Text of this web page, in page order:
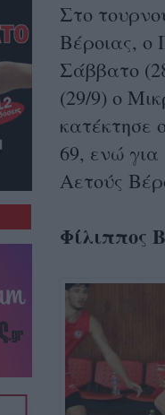
Στο
Βέροιας, ο
Σάββατο
(29/9) ο
κατέκτησε
69, ενώ για
Αετούς
Φίλιππος